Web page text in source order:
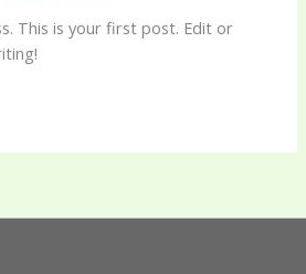
This is your first post. Edit or